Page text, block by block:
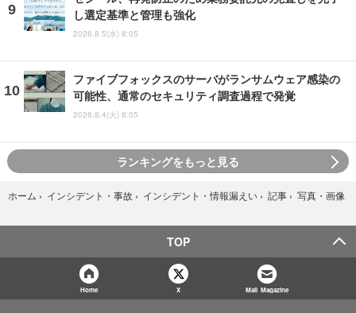
し選定基準と管理も強化
2026.8.5(水) 8:05
ファイブフォックスのサーバがランサムウェア感染の
可能性、通常のセキュリティ調査過程で発覚
2026.8.4(火) 8:05
ランキングをもっと見る
ホーム › インシデント・事故 › インシデント・情報漏えい › 記事 › 写真・画像
TOP
Home X Mail Magazine